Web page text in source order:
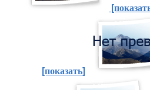
[показать]